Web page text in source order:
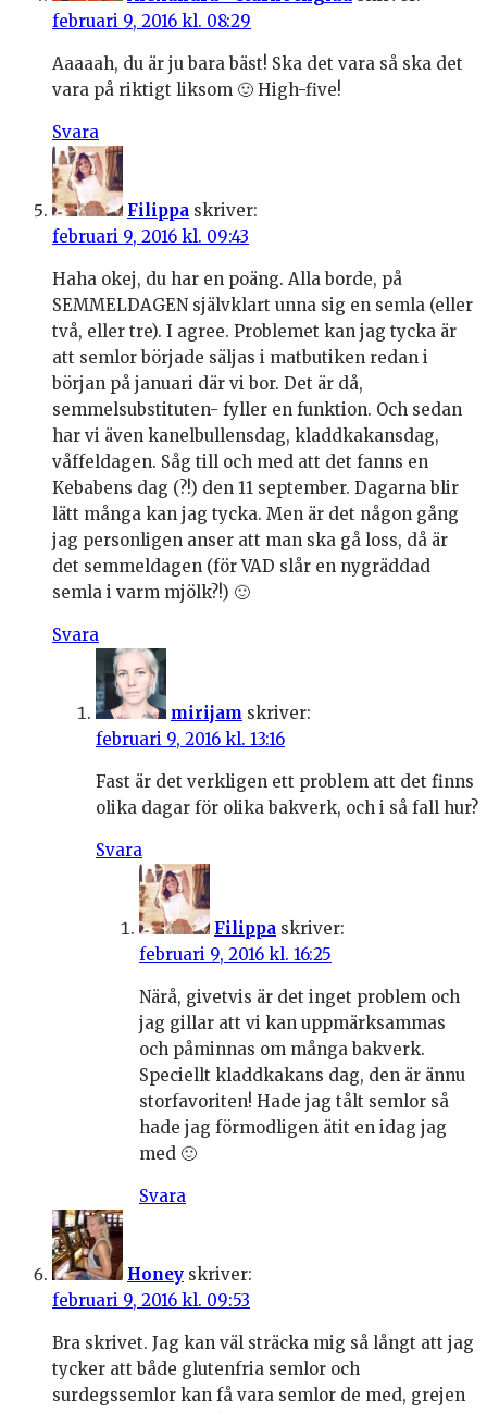
februari 9, 2016 kl. 08:29
Aaaaah, du är ju bara bäst! Ska det vara så ska det
vara på riktigt liksom 🙂 High-five!
Svara
Filippa skriver:
februari 9, 2016 kl. 09:43
Haha okej, du har en poäng. Alla borde, på
SEMMELDAGEN självklart unna sig en semla (eller
två, eller tre). I agree. Problemet kan jag tycka är
att semlor började säljas i matbutiken redan i
början på januari där vi bor. Det är då,
semmelsubstituten- fyller en funktion. Och sedan
har vi även kanelbullensdag, kladdkakansdag,
våffeldagen. Såg till och med att det fanns en
Kebabens dag (?!) den 11 september. Dagarna blir
lätt många kan jag tycka. Men är det någon gång
jag personligen anser att man ska gå loss, då är
det semmeldagen (för VAD slår en nygräddad
semla i varm mjölk?!) 🙂
Svara
mirijam skriver:
februari 9, 2016 kl. 13:16
Fast är det verkligen ett problem att det finns
olika dagar för olika bakverk, och i så fall hur?
Svara
Filippa skriver:
februari 9, 2016 kl. 16:25
Närå, givetvis är det inget problem och
jag gillar att vi kan uppmärksammas
och påminnas om många bakverk.
Speciellt kladdkakans dag, den är ännu
storfavoriten! Hade jag tålt semlor så
hade jag förmodligen ätit en idag jag
med 🙂
Svara
Honey skriver:
februari 9, 2016 kl. 09:53
Bra skrivet. Jag kan väl sträcka mig så långt att jag
tycker att både glutenfria semlor och
surdegssemlor kan få vara semlor de med, grejen